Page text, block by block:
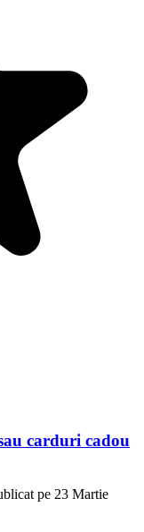
carduri cadou
pe 23 Martie